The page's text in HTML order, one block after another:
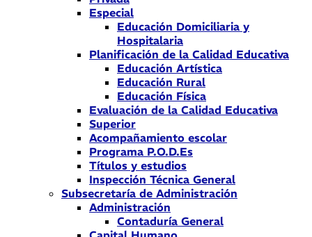
Especial
Educación Domiciliaria y
Hospitalaria
Planificación de la Calidad Educativa
Educación Artística
Educación Rural
Educación Física
Evaluación de la Calidad Educativa
Superior
Acompañamiento escolar
Programa P.O.D.Es
Títulos y estudios
Inspección Técnica General
Subsecretaría de Administración
Administración
Contaduría General